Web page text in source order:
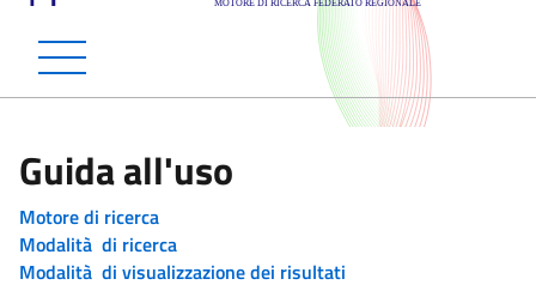
Normattiva Regioni -
Guida all'uso
Motore di ricerca
Modalità di ricerca
Modalità di visualizzazione dei risultati